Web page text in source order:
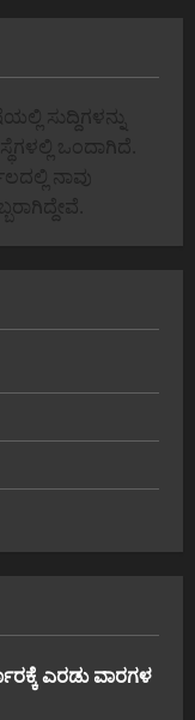
ಸುದ್ದಿಗಳನ್ನು
ಒಂದಾಗಿದೆ.
ನಾವು
ಎರಡು ವಾರಗಳ